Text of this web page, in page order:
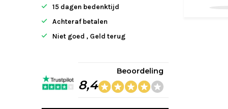
15 dagen bedenktijd
Achteraf betalen
Niet goed , Geld terug
8,4
Beoordeling